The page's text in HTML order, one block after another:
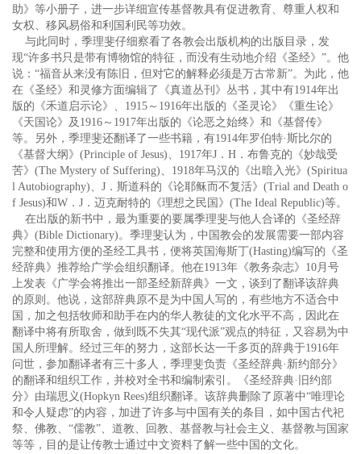
助》等小册子，进一步详细宣传基督教具有促进教育、尊重人权和
女权、移风易俗和利国利民等功效。
与此同时，季理斐仔细察看了各教会出版机构的出版目录，发
现“许多书只是带有博物馆的特征，而没有生动地介绍《圣经》”。他
说：“福音从来没有陈旧，但对它的解释必须是万古常新”。为此，他
在《圣经》和灵修方面编辑了《真道丛刊》丛书，其中有1914年出
版的《禾道启示论》、1915～1916年出版的《圣灵论》《重生论》
《天国论》及1916～1917年出版的《论恶之始终》和《基督传》
等。另外，季理斐还翻译了一些书籍，有1914年罗伯特·斯比尔的
《基督大纲》(Principle of Jesus)、1917年J．H．布鲁克的《妙哉受
苦》(The Mystery of Suffering)、1918年马汉的《出暗入光》(Spiritua
l Autobiography)、J．斯道科的《论耶稣而不复活》(Trial and Death o
f Jesus)和W．J．迈克耐特的《理想之民国》(The Ideal Republic)等。
在出版的新书中，最为重要的要属季理斐与他人合译的《圣经辞
典》(Bible Dictionary)。季理斐认为，中国教会的发展需要一部内容
完整和使用方便的圣经工具书，便将英国海斯丁(Hasting)编写的《圣
经辞典》推荐给广学会组织翻译。他在1913年《教务杂志》10月号
上发表《广学会将推出一部圣经新辞典》一文，谈到了翻译该辞典
的原则。他说，这部辞典原不是为中国人写的，有些地方不适合中
国，加之包括牧师和助手在内的华人教徒的文化水平不高，因此在
翻译中将有所取舍，做到既不失其“现代派”观点的特征，又容易为中
国人所理解。经过三年的努力，这部长达一千多页的辞典于1916年
问世，参加翻译者有三十多人，季理斐负责《圣经辞典·新约部分》
的翻译和组织工作，并校对全书和编制索引。《圣经辞典·旧约部
分》由瑞思义(Hopkyn Rees)组织翻译。该辞典删除了原著中“唯理论
和令人疑虑”的内容，加进了许多与中国有关的条目，如中国古代祀
祭、佛教、“儒教”、道教、回教、基督教与社会主义、基督教与国家
等等，目的是让传教士通过中文资料了解一些中国的文化。